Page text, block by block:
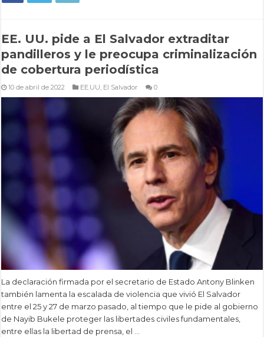
EE. UU. pide a El Salvador extraditar
pandilleros y le preocupa criminalización
de cobertura periodística
10 de abril de 2022 EE.UU, El Salvador 0
La declaración firmada por el secretario de Estado Antony Blinken
también lamenta la escalada de violencia que vivió El Salvador
entre el 25 y 27 de marzo pasado, al tiempo que le pide al gobierno
de Nayib Bukele proteger las libertades civiles fundamentales,
entre ellas la libertad de prensa, el …